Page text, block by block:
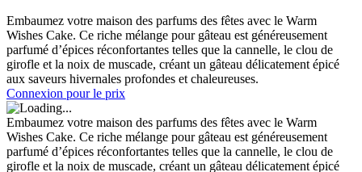
Embaumez votre maison des parfums des fêtes avec le Warm
Wishes Cake. Ce riche mélange pour gâteau est généreusement
parfumé d’épices réconfortantes telles que la cannelle, le clou de
girofle et la noix de muscade, créant un gâteau délicatement épicé
aux saveurs hivernales profondes et chaleureuses.
Connexion pour le prix
Embaumez votre maison des parfums des fêtes avec le Warm
Wishes Cake. Ce riche mélange pour gâteau est généreusement
parfumé d’épices réconfortantes telles que la cannelle, le clou de
girofle et la noix de muscade, créant un gâteau délicatement épicé